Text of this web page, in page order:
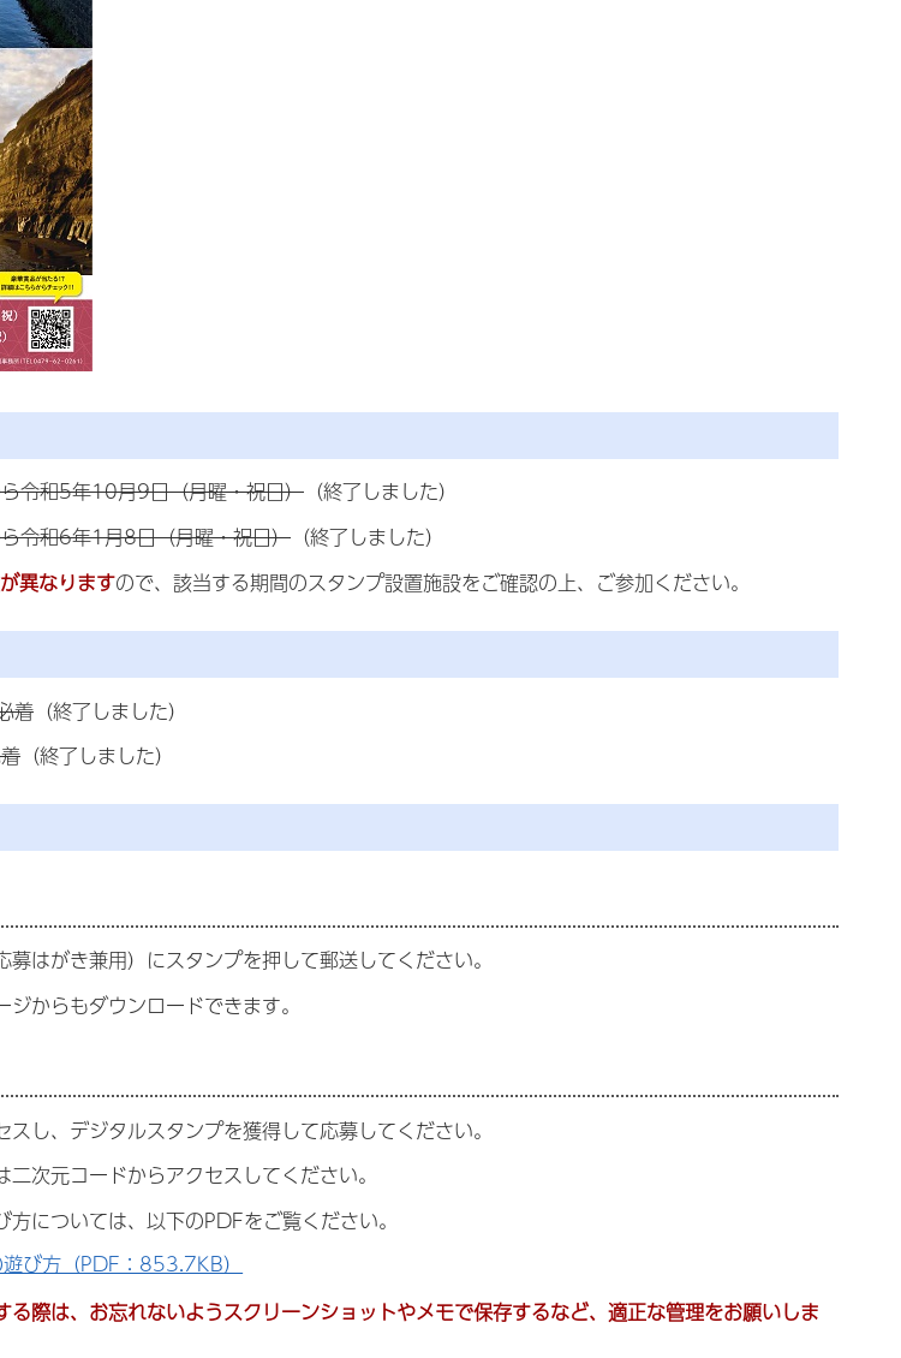
令和5年10月9日（月曜・祝日） （終了しました）
令和6年1月8日（月曜・祝日） （終了しました）
異なりますので、該当する期間のスタンプ設置施設をご確認の上、ご参加ください。
着 （終了しました）
（終了しました）
はがき兼用）にスタンプを押して郵送してください。
からもダウンロードできます。
し、デジタルスタンプを獲得して応募してください。
次元コードからアクセスしてください。
については、以下のPDFをご覧ください。
び方（PDF：853.7KB）
際は、お忘れないようスクリーンショットやメモで保存するなど、適正な管理をお願いしま